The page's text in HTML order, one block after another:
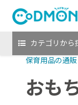
カテゴリから
保育用品の通販
おも